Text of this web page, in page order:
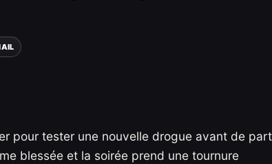
pour tester une nouvelle drogue avant de
blessée et la soirée prend une tournure